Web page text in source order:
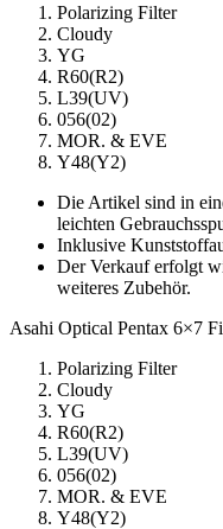
Polarizing Filter
Cloudy
YG
R60(R2)
L39(UV)
056(02)
MOR. & EVE
Y48(Y2)
Die Artikel sind in
leichten
Inklusive
Der Verkauf erfolgt
weiteres Zubehör.
Asahi Optical Pentax 6×7
Polarizing Filter
Cloudy
YG
R60(R2)
L39(UV)
056(02)
MOR. & EVE
Y48(Y2)